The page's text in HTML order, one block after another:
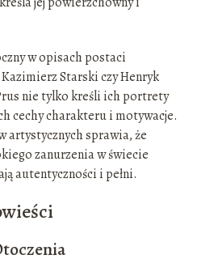
w opisach postaci
Starski czy Henryk
nie tylko kreśli ich portrety
cechy charakteru i motywacje.
artystycznych sprawia, że
zanurzenia w świecie
autentyczności i pełni.